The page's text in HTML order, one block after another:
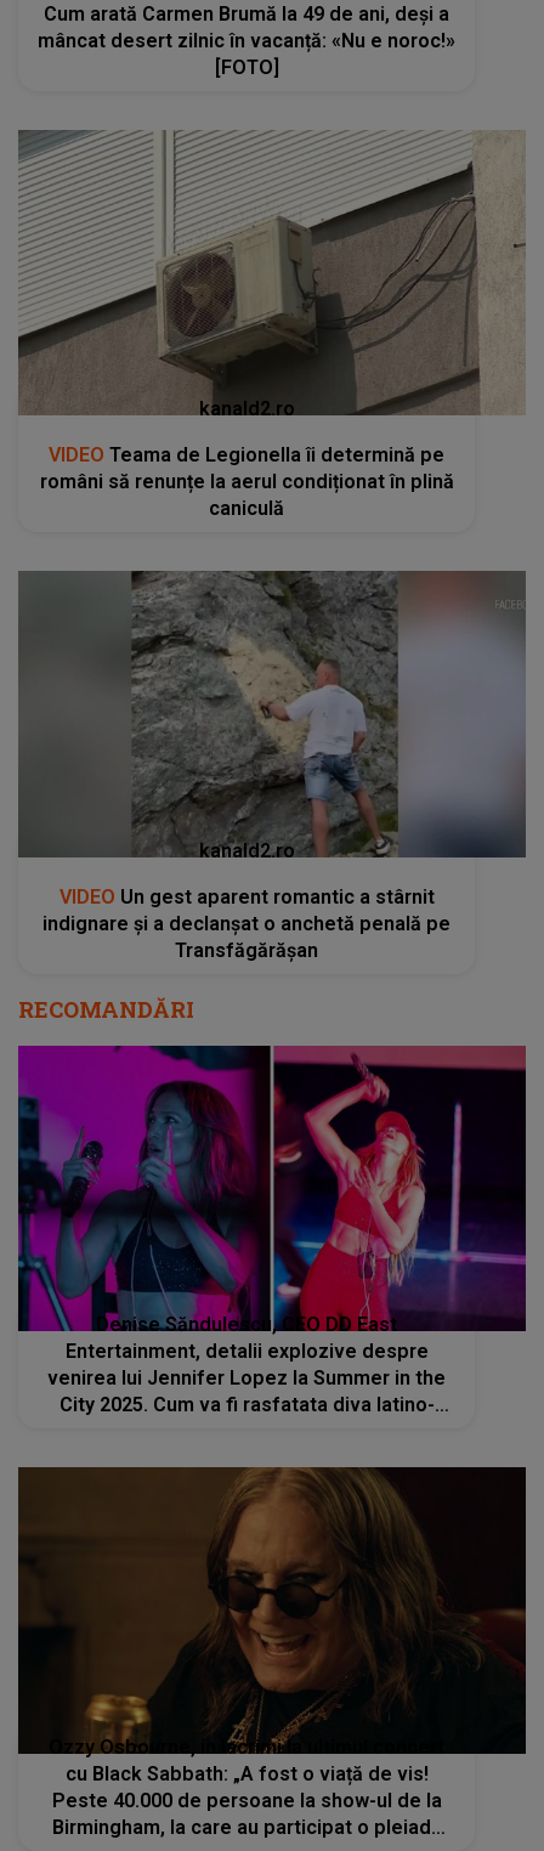
Cum arată Carmen Brumă la 49 de ani, deși a
mâncat desert zilnic în vacanță: «Nu e noroc!»
[FOTO]
kanald2.ro
VIDEO Teama de Legionella îi determină pe
români să renunțe la aerul condiționat în plină
caniculă
kanald2.ro
VIDEO Un gest aparent romantic a stârnit
indignare și a declanșat o anchetă penală pe
Transfăgărășan
RECOMANDĂRI
Denise Săndulescu, CEO DD East
Entertainment, detalii explozive despre
venirea lui Jennifer Lopez la Summer in the
City 2025. Cum va fi rasfatata diva latino-
care..."
Ozzy Osbourne, in lacrimi la ultimul concert
cu Black Sabbath: „A fost o viață de vis!
Peste 40.000 de persoane la show-ul de la
Birmingham, la care au participat o pleiadă